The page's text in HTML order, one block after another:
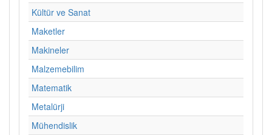
Kültür ve Sanat
Maketler
Makineler
Malzemebilim
Matematik
Metalürji
Mühendislik